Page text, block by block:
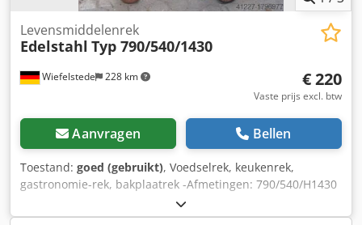
Wiefelstede 228 km
Levensmiddelenrek
Edelstahl Typ 790/540/1430
€ 220
Vaste prijs excl. btw
Aanvragen Bellen
Toestand: goed (gebruikt), Voedselrek, keukenrek,
gastronomie-rek, bakplaatrek -Afmetingen: 790/540/H1430
mm -Plankafstand: 220 mm Dcsdpfx Adsb A I Nvspsk -
Tussenmaat: 330 mm -Materiaal: roestvrij staal -Gewicht: